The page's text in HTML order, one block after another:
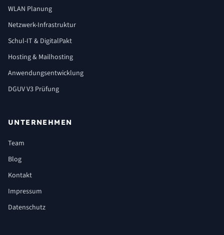
WLAN Planung
Netzwerk-Infrastruktur
Schul-IT & DigitalPakt
Hosting & Mailhosting
Anwendungsentwicklung
DGUV V3 Prüfung
UNTERNEHMEN
Team
Blog
Kontakt
Impressum
Datenschutz